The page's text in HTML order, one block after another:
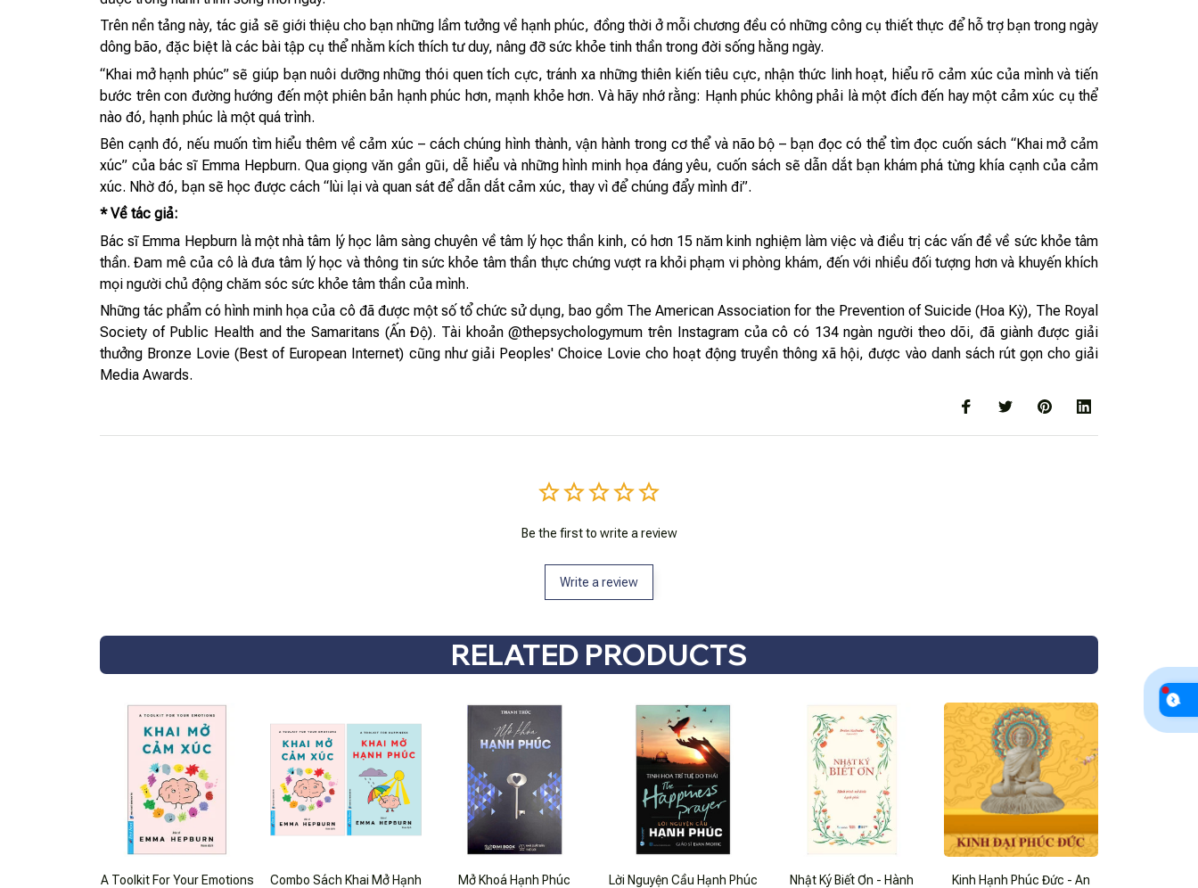
Trên nền tảng này, tác giả sẽ giới thiệu cho bạn những lầm tưởng về hạnh phúc, đồng thời ở mỗi chương đều có những công cụ thiết thực để hỗ trợ bạn trong ngày
dông bão, đặc biệt là các bài tập cụ thể nhằm kích thích tư duy, nâng đỡ sức khỏe tinh thần trong đời sống hằng ngày.
“Khai mở hạnh phúc” sẽ giúp bạn nuôi dưỡng những thói quen tích cực, tránh xa những thiên kiến tiêu cực, nhận thức linh hoạt, hiểu rõ cảm xúc của mình và tiến
bước trên con đường hướng đến một phiên bản hạnh phúc hơn, mạnh khỏe hơn. Và hãy nhớ rằng: Hạnh phúc không phải là một đích đến hay một cảm xúc cụ thể
nào đó, hạnh phúc là một quá trình.
Bên cạnh đó, nếu muốn tìm hiểu thêm về cảm xúc – cách chúng hình thành, vận hành trong cơ thể và não bộ – bạn đọc có thể tìm đọc cuốn sách “Khai mở cảm
xúc” của bác sĩ Emma Hepburn. Qua giọng văn gần gũi, dễ hiểu và những hình minh họa đáng yêu, cuốn sách sẽ dẫn dắt bạn khám phá từng khía cạnh của cảm
xúc. Nhờ đó, bạn sẽ học được cách “lùi lại và quan sát để dẫn dắt cảm xúc, thay vì để chúng đẩy mình đi”.
* Về tác giả:
Bác sĩ Emma Hepburn là một nhà tâm lý học lâm sàng chuyên về tâm lý học thần kinh, có hơn 15 năm kinh nghiệm làm việc và điều trị các vấn đề về sức khỏe tâm
thần. Đam mê của cô là đưa tâm lý học và thông tin sức khỏe tâm thần thực chứng vượt ra khỏi phạm vi phòng khám, đến với nhiều đối tượng hơn và khuyến khích
mọi người chủ động chăm sóc sức khỏe tâm thần của mình.
Những tác phẩm có hình minh họa của cô đã được một số tổ chức sử dụng, bao gồm The American Association for the Prevention of Suicide (Hoa Kỳ), The Royal
Society of Public Health and the Samaritans (Ấn Độ). Tài khoản @thepsychologymum trên Instagram của cô có 134 ngàn người theo dõi, đã giành được giải
thưởng Bronze Lovie (Best of European Internet) cũng như giải Peoples' Choice Lovie cho hoạt động truyền thông xã hội, được vào danh sách rút gọn cho giải
Media Awards.
Be the first to write a review
Write a review
RELATED PRODUCTS
A Toolkit For Your Emotions
Combo Sách Khai Mở Hạnh
Mở Khoá Hạnh Phúc
Lời Nguyện Cầu Hạnh Phúc
Nhật Ký Biết Ơn - Hành
Kinh Hạnh Phúc Đức - An